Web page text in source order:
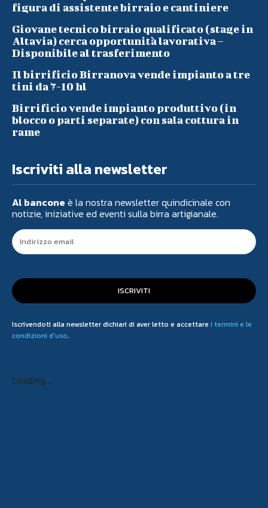
figura di assistente birraio e cantiniere
Giovane tecnico birraio qualificato (stage in
Altavia) cerca opportunità lavorativa –
Disponibile al trasferimento
Il birrificio Birranova vende impianto a tre
tini da 7-10 hl
Birrificio vende impianto produttivo (in
blocco o parti separate) con sala cottura in
rame
Iscriviti alla newsletter
Al bancone è la nostra newsletter quindicinale con
notizie, iniziative ed eventi sulla birra artigianale.
ISCRIVITI
Iscrivendoti alla newsletter dichiari di aver letto e accettare i termini e le
condizioni d'uso.
Loading...